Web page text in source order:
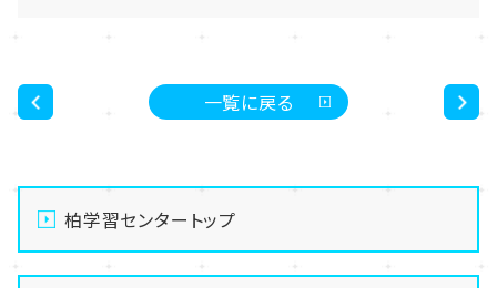
一覧に戻る
柏学習センタートップ